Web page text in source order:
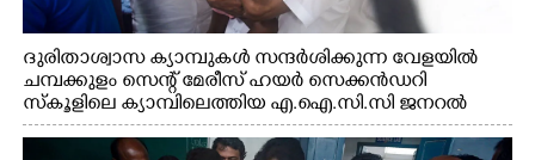
ദുരിതാശ്വാസ ക്യാമ്പുകൾ സന്ദർശിക്കുന്ന വേളയിൽ
ചമ്പക്കുളം സെന്റ് മേരീസ് ഹയർ സെക്കൻഡറി
സ്കൂളിലെ ക്യാമ്പിലെത്തിയ എ.ഐ.സി.സി ജനറൽ
സെക്രട്ടറി കെ.സി വേണുഗോപാൽ എം.പി കുരുന്നിനെ
എടുത്ത് ലാളിച്ചപ്പോൾ. സഹകരണ-എക്സൈസ്